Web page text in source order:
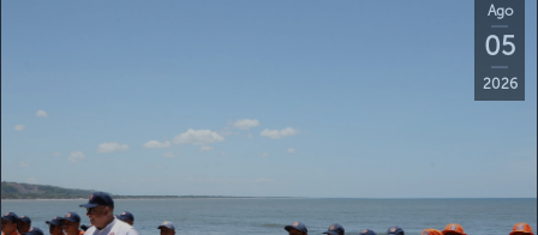
Ago
05
2026